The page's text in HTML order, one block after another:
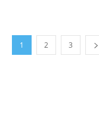
1 2 3